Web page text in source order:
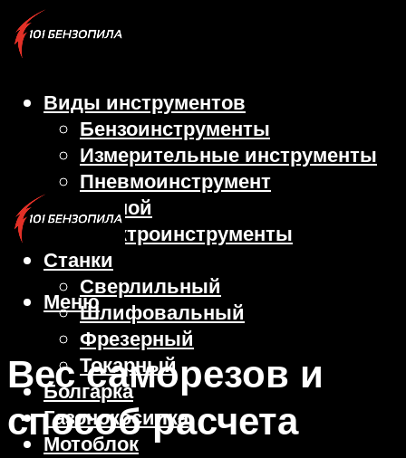
Виды инструментов
Бензоинструменты
Измерительные инструменты
Пневмоинструмент
Ручной
Электроинструменты
Станки
Сверлильный
Шлифовальный
Фрезерный
Токарный
Болгарка
Газонокосилка
Мотоблок
Меню
Вес саморезов и
способ расчета